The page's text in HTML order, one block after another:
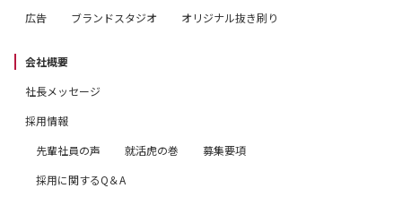
広告
ブランドスタジオ オリジナル抜き刷り
会社概要
社長メッセージ
採用情報
先輩社員の声
就活虎の巻
募集要項
採用に関するQ＆A